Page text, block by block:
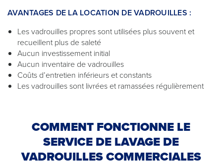
AVANTAGES DE LA LOCATION DE VADROUILLES :
Les vadrouilles propres sont utilisées plus souvent et
recueillent plus de saleté
Aucun investissement initial
Aucun inventaire de vadrouilles
Coûts d’entretien inférieurs et constants
Les vadrouilles sont livrées et ramassées régulièrement
COMMENT FONCTIONNE LE
SERVICE DE LAVAGE DE
VADROUILLES COMMERCIALES